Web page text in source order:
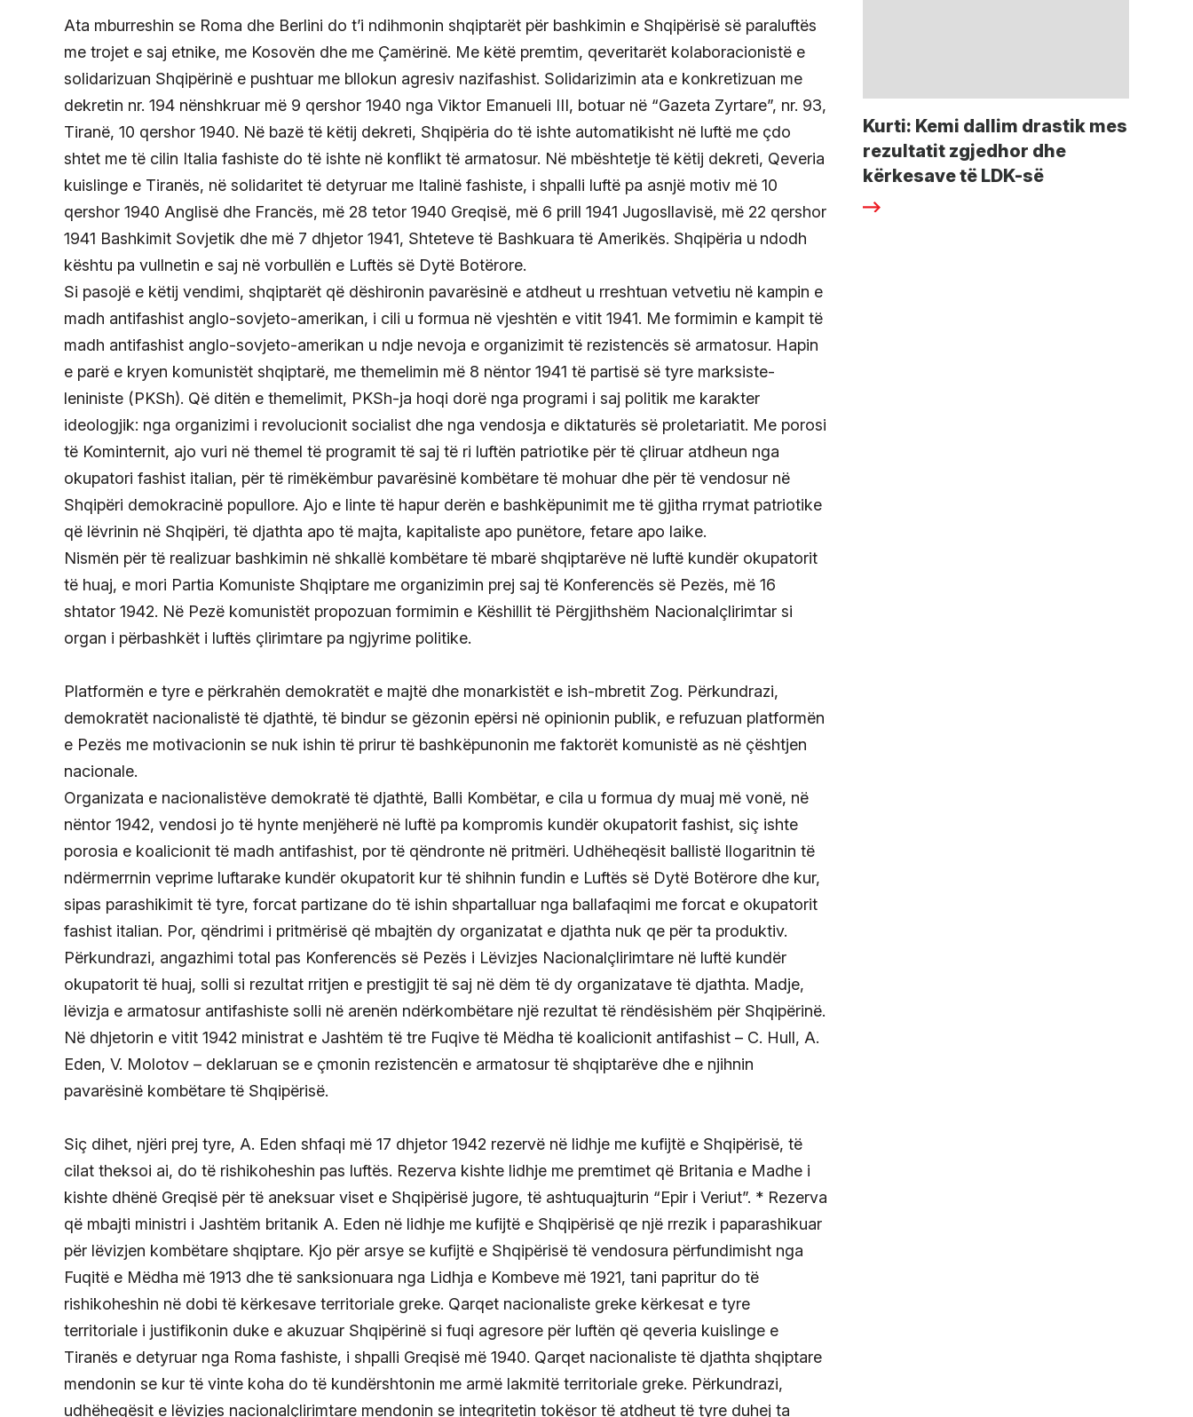
Ata mburreshin se Roma dhe Berlini do t’i ndihmonin shqiptarët për bashkimin e Shqipërisë së paraluftës
me trojet e saj etnike, me Kosovën dhe me Çamërinë. Me këtë premtim, qeveritarët kolaboracionistë e
solidarizuan Shqipërinë e pushtuar me bllokun agresiv nazifashist. Solidarizimin ata e konkretizuan me
dekretin nr. 194 nënshkruar më 9 qershor 1940 nga Viktor Emanueli III, botuar në “Gazeta Zyrtare”, nr. 93,
Tiranë, 10 qershor 1940. Në bazë të këtij dekreti, Shqipëria do të ishte automatikisht në luftë me çdo
shtet me të cilin Italia fashiste do të ishte në konflikt të armatosur. Në mbështetje të këtij dekreti, Qeveria
kuislinge e Tiranës, në solidaritet të detyruar me Italinë fashiste, i shpalli luftë pa asnjë motiv më 10
qershor 1940 Anglisë dhe Francës, më 28 tetor 1940 Greqisë, më 6 prill 1941 Jugosllavisë, më 22 qershor
1941 Bashkimit Sovjetik dhe më 7 dhjetor 1941, Shteteve të Bashkuara të Amerikës. Shqipëria u ndodh
kështu pa vullnetin e saj në vorbullën e Luftës së Dytë Botërore.
Si pasojë e këtij vendimi, shqiptarët që dëshironin pavarësinë e atdheut u rreshtuan vetvetiu në kampin e
madh antifashist anglo-sovjeto-amerikan, i cili u formua në vjeshtën e vitit 1941. Me formimin e kampit të
madh antifashist anglo-sovjeto-amerikan u ndje nevoja e organizimit të rezistencës së armatosur. Hapin
e parë e kryen komunistët shqiptarë, me themelimin më 8 nëntor 1941 të partisë së tyre marksiste-
leniniste (PKSh). Që ditën e themelimit, PKSh-ja hoqi dorë nga programi i saj politik me karakter
ideologjik: nga organizimi i revolucionit socialist dhe nga vendosja e diktaturës së proletariatit. Me porosi
të Kominternit, ajo vuri në themel të programit të saj të ri luftën patriotike për të çliruar atdheun nga
okupatori fashist italian, për të rimëkëmbur pavarësinë kombëtare të mohuar dhe për të vendosur në
Shqipëri demokracinë popullore. Ajo e linte të hapur derën e bashkëpunimit me të gjitha rrymat patriotike
që lëvrinin në Shqipëri, të djathta apo të majta, kapitaliste apo punëtore, fetare apo laike.
Nismën për të realizuar bashkimin në shkallë kombëtare të mbarë shqiptarëve në luftë kundër okupatorit
të huaj, e mori Partia Komuniste Shqiptare me organizimin prej saj të Konferencës së Pezës, më 16
shtator 1942. Në Pezë komunistët propozuan formimin e Këshillit të Përgjithshëm Nacionalçlirimtar si
organ i përbashkët i luftës çlirimtare pa ngjyrime politike.
Platformën e tyre e përkrahën demokratët e majtë dhe monarkistët e ish-mbretit Zog. Përkundrazi,
demokratët nacionalistë të djathtë, të bindur se gëzonin epërsi në opinionin publik, e refuzuan platformën
e Pezës me motivacionin se nuk ishin të prirur të bashkëpunonin me faktorët komunistë as në çështjen
nacionale.
Organizata e nacionalistëve demokratë të djathtë, Balli Kombëtar, e cila u formua dy muaj më vonë, në
nëntor 1942, vendosi jo të hynte menjëherë në luftë pa kompromis kundër okupatorit fashist, siç ishte
porosia e koalicionit të madh antifashist, por të qëndronte në pritmëri. Udhëheqësit ballistë llogaritnin të
ndërmerrnin veprime luftarake kundër okupatorit kur të shihnin fundin e Luftës së Dytë Botërore dhe kur,
sipas parashikimit të tyre, forcat partizane do të ishin shpartalluar nga ballafaqimi me forcat e okupatorit
fashist italian. Por, qëndrimi i pritmërisë që mbajtën dy organizatat e djathta nuk qe për ta produktiv.
Përkundrazi, angazhimi total pas Konferencës së Pezës i Lëvizjes Nacionalçlirimtare në luftë kundër
okupatorit të huaj, solli si rezultat rritjen e prestigjit të saj në dëm të dy organizatave të djathta. Madje,
lëvizja e armatosur antifashiste solli në arenën ndërkombëtare një rezultat të rëndësishëm për Shqipërinë.
Në dhjetorin e vitit 1942 ministrat e Jashtëm të tre Fuqive të Mëdha të koalicionit antifashist – C. Hull, A.
Eden, V. Molotov – deklaruan se e çmonin rezistencën e armatosur të shqiptarëve dhe e njihnin
pavarësinë kombëtare të Shqipërisë.
Siç dihet, njëri prej tyre, A. Eden shfaqi më 17 dhjetor 1942 rezervë në lidhje me kufijtë e Shqipërisë, të
cilat theksoi ai, do të rishikoheshin pas luftës. Rezerva kishte lidhje me premtimet që Britania e Madhe i
kishte dhënë Greqisë për të aneksuar viset e Shqipërisë jugore, të ashtuquajturin “Epir i Veriut”. * Rezerva
që mbajti ministri i Jashtëm britanik A. Eden në lidhje me kufijtë e Shqipërisë qe një rrezik i paparashikuar
për lëvizjen kombëtare shqiptare. Kjo për arsye se kufijtë e Shqipërisë të vendosura përfundimisht nga
Fuqitë e Mëdha më 1913 dhe të sanksionuara nga Lidhja e Kombeve më 1921, tani papritur do të
rishikoheshin në dobi të kërkesave territoriale greke. Qarqet nacionaliste greke kërkesat e tyre
territoriale i justifikonin duke e akuzuar Shqipërinë si fuqi agresore për luftën që qeveria kuislinge e
Tiranës e detyruar nga Roma fashiste, i shpalli Greqisë më 1940. Qarqet nacionaliste të djathta shqiptare
mendonin se kur të vinte koha do të kundërshtonin me armë lakmitë territoriale greke. Përkundrazi,
udhëheqësit e lëvizjes nacionalçlirimtare mendonin se integritetin tokësor të atdheut të tyre duhej ta
Kurti: Kemi dallim drastik mes
rezultatit zgjedhor dhe
kërkesave të LDK-së